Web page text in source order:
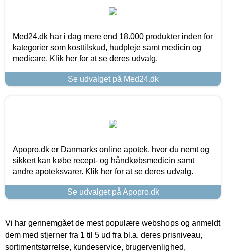
Med24.dk har i dag mere end 18.000 produkter inden for
kategorier som kosttilskud, hudpleje samt medicin og
medicare. Klik her for at se deres udvalg.
Se udvalget på Med24.dk
Apopro.dk er Danmarks online apotek, hvor du nemt og
sikkert kan købe recept- og håndkøbsmedicin samt
andre apoteksvarer. Klik her for at se deres udvalg.
Se udvalget på Apopro.dk
Vi har gennemgået de mest populære webshops og anmeldt
dem med stjerner fra 1 til 5 ud fra bl.a. deres prisniveau,
sortimentstørrelse, kundeservice, brugervenlighed,